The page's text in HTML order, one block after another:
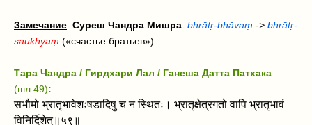
Замечание: Суреш Чандра Мишра: bhrātṛ-bhāvaṃ -> bhrātṛ-
saukhyaṃ («счастье братьев»).
Тара Чандра / Гирдхари Лал / Ганеша Датта Патхака
(шл.49):
सभौमो भ्रातृभावेशःषडादिषु च न स्थितः। भ्रातृक्षेत्रगतो वापि भ्रातृभावं
विनिर्दिशेत्॥५९॥